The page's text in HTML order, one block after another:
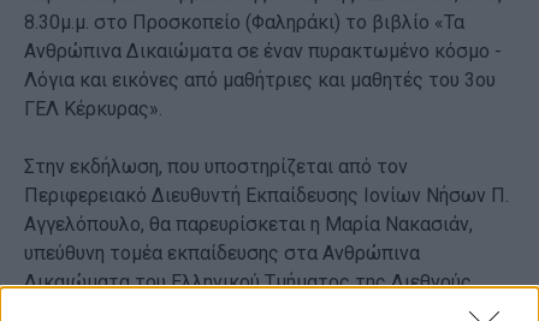
8.30μ.μ. στο Προσκοπείο (Φαληράκι) το βιβλίο «Τα
Ανθρώπινα Δικαιώματα σε έναν πυρακτωμένο κόσμο -
Λόγια και εικόνες από μαθήτριες και μαθητές του 3ου
ΓΕΛ Κέρκυρας».
Στην εκδήλωση, που υποστηρίζεται από τον
Περιφερειακό Διευθυντή Εκπαίδευσης Ιονίων Νήσων Π.
Αγγελόπουλο, θα παρευρίσκεται η Μαρία Νακασιάν,
υπεύθυνη τομέα εκπαίδευσης στα Ανθρώπινα
Δικαιώματα του Ελληνικού Τμήματος της Διεθνούς